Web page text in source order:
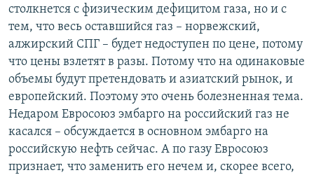
столкнется с физическим дефицитом газа, но и с
тем, что весь оставшийся газ – норвежский,
алжирский СПГ – будет недоступен по цене, потому
что цены взлетят в разы. Потому что на одинаковые
объемы будут претендовать и азиатский рынок, и
европейский. Поэтому это очень болезненная тема.
Недаром Евросоюз эмбарго на российский газ не
касался – обсуждается в основном эмбарго на
российскую нефть сейчас. А по газу Евросоюз
признает, что заменить его нечем и, скорее всего,